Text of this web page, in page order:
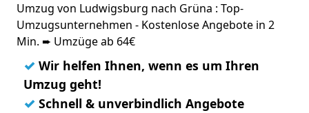
Umzug von Ludwigsburg nach Grüna : Top-
Umzugsunternehmen - Kostenlose Angebote in 2
Min. ➨ Umzüge ab 64€
✓ Wir helfen Ihnen, wenn es um Ihren
Umzug geht!
✓ Schnell & unverbindlich Angebote